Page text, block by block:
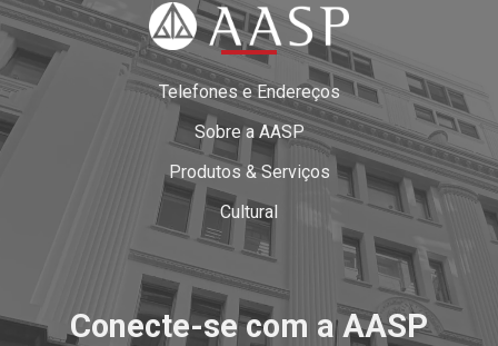
Telefones e Endereços
Sobre a AASP
Produtos & Serviços
Cultural
Conecte-se com a AASP